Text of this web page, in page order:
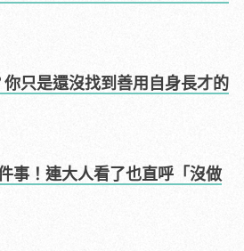
只是還沒找到善用自身長才的
事！連大人看了也直呼「沒做